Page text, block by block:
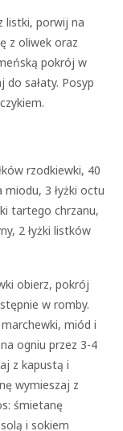
listki, porwij na
z oliwek oraz
pokrój w
do sałaty. Posyp
rzodkiewki, 40
miodu, 3 łyżki octu
tartego chrzanu,
2 łyżki listków
obierz, pokrój
w romby.
miód i
ogniu przez 3-4
z kapustą i
wymieszaj z
śmietanę
i sokiem